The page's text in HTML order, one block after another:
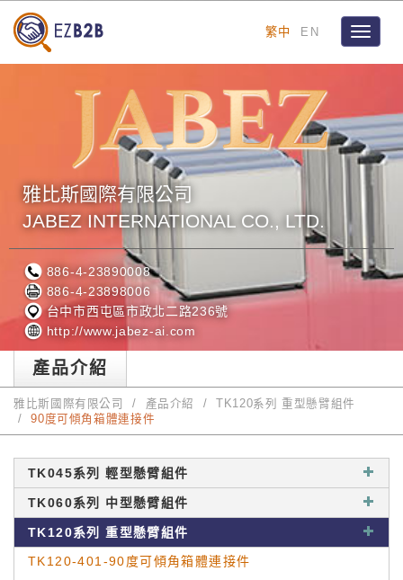
繁中 EN
Toggle
雅比斯國際有限公司
JABEZ INTERNATIONAL CO., LTD.
886-4-23890008
886-4-23898006
台中市西屯區市政北二路236號
http://www.jabez-ai.com
產品介紹
雅比斯國際有限公司 產品介紹
TK120系列 重型懸臂組件
90度可傾角箱體連接件
TK045系列 輕型懸臂組件
TK060系列 中型懸臂組件
TK120系列 重型懸臂組件
TK120-401-90度可傾角箱體連接件